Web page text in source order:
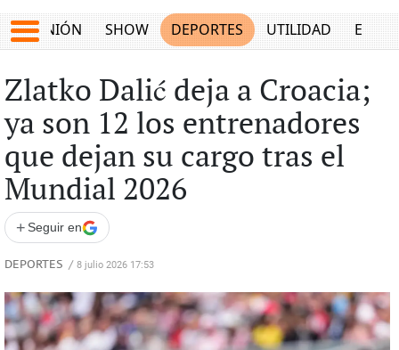
OPINIÓN SHOW DEPORTES UTILIDAD
Zlatko Dalić deja a Croacia;
ya son 12 los entrenadores
que dejan su cargo tras el
Mundial 2026
+ Seguir en
DEPORTES / 8 julio 2026 17:53